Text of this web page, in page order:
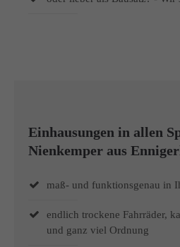
Einhausungen in allen
Nienkemper aus
maß- und funktionsgenau in
endlich trockene Fahrräder,
und ganz viel Ordnung